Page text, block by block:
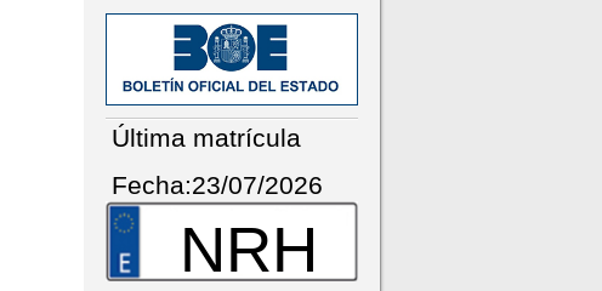
Última matrícula
Fecha:23/07/2026
NRH